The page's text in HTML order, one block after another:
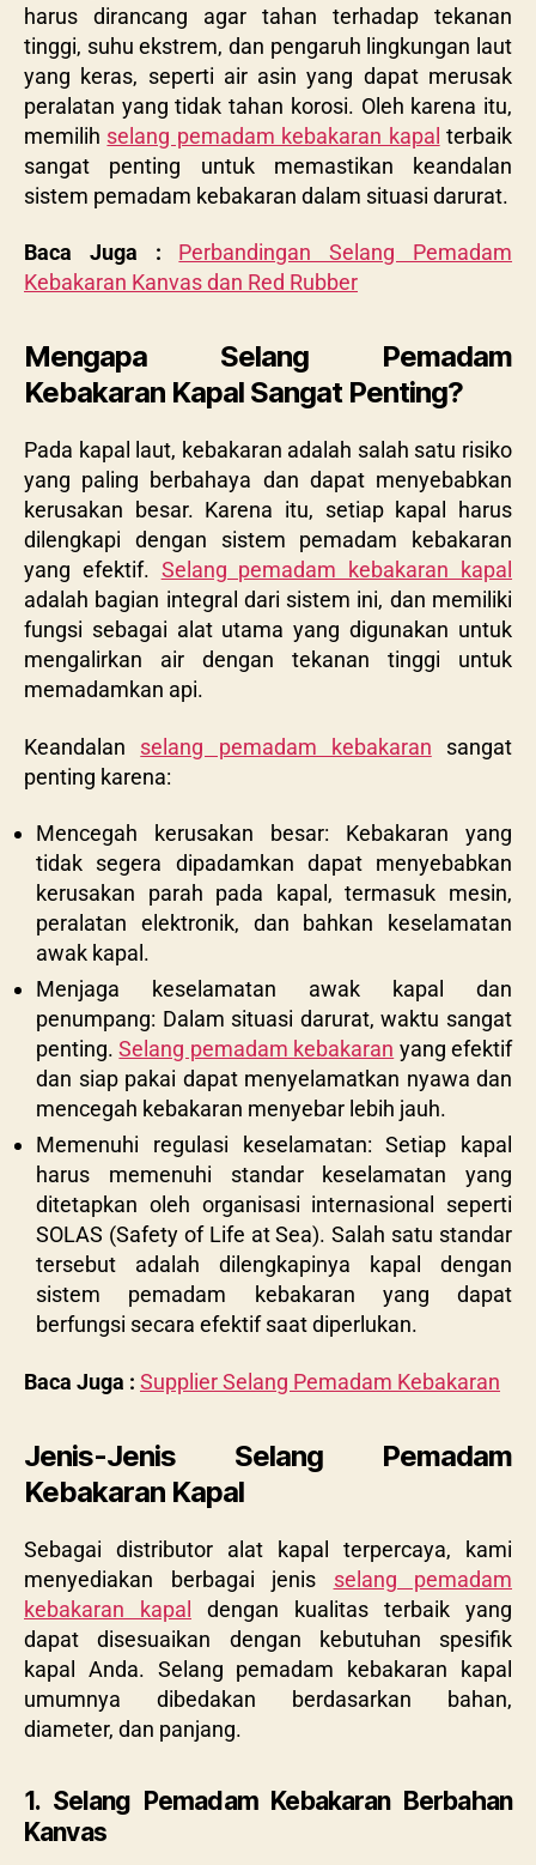
harus dirancang agar tahan terhadap tekanan
tinggi, suhu ekstrem, dan pengaruh lingkungan laut
yang keras, seperti air asin yang dapat merusak
peralatan yang tidak tahan korosi. Oleh karena itu,
memilih selang pemadam kebakaran kapal terbaik
sangat penting untuk memastikan keandalan
sistem pemadam kebakaran dalam situasi darurat.
Baca Juga : Perbandingan Selang Pemadam
Kebakaran Kanvas dan Red Rubber
Mengapa Selang Pemadam
Kebakaran Kapal Sangat Penting?
Pada kapal laut, kebakaran adalah salah satu risiko
yang paling berbahaya dan dapat menyebabkan
kerusakan besar. Karena itu, setiap kapal harus
dilengkapi dengan sistem pemadam kebakaran
yang efektif. Selang pemadam kebakaran kapal
adalah bagian integral dari sistem ini, dan memiliki
fungsi sebagai alat utama yang digunakan untuk
mengalirkan air dengan tekanan tinggi untuk
memadamkan api.
Keandalan selang pemadam kebakaran sangat
penting karena:
Mencegah kerusakan besar: Kebakaran yang
tidak segera dipadamkan dapat menyebabkan
kerusakan parah pada kapal, termasuk mesin,
peralatan elektronik, dan bahkan keselamatan
awak kapal.
Menjaga keselamatan awak kapal dan
penumpang: Dalam situasi darurat, waktu sangat
penting.Selang pemadam kebakaran yang efektif
dan siap pakai dapat menyelamatkan nyawa dan
mencegah kebakaran menyebar lebih jauh.
Memenuhi regulasi keselamatan: Setiap kapal
harus memenuhi standar keselamatan yang
ditetapkan oleh organisasi internasional seperti
SOLAS (Safety of Life at Sea). Salah satu standar
tersebut adalah dilengkapinya kapal dengan
sistem pemadam kebakaran yang dapat
berfungsi secara efektif saat diperlukan.
Baca Juga : Supplier Selang Pemadam Kebakaran
Jenis-Jenis Selang Pemadam
Kebakaran Kapal
Sebagai distributor alat kapal terpercaya, kami
menyediakan berbagai jenis selang pemadam
kebakaran kapal dengan kualitas terbaik yang
dapat disesuaikan dengan kebutuhan spesifik
kapal Anda. Selang pemadam kebakaran kapal
umumnya dibedakan berdasarkan bahan,
diameter, dan panjang.
1. Selang Pemadam Kebakaran Berbahan
Kanvas